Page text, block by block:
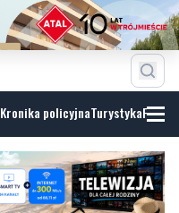
Kronika policyjnaTurystyka